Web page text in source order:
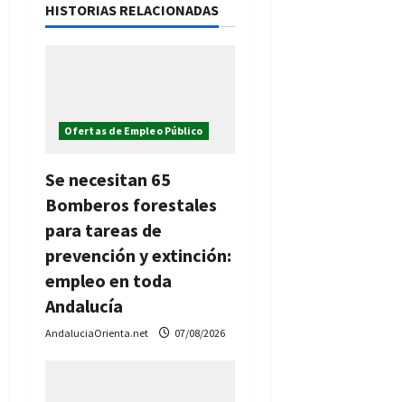
ó
e
n
t
r
a
HISTORIAS RELACIONADAS
Ofertas de Empleo Público
Se necesitan 65
Bomberos forestales
para tareas de
prevención y extinción:
empleo en toda
Andalucía
AndaluciaOrienta.net 07/08/2026